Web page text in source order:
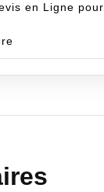
en Ligne pour